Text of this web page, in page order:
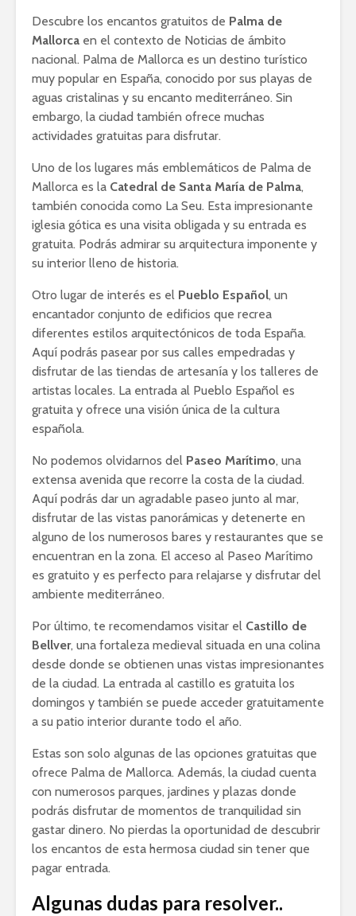
Descubre los encantos gratuitos de Palma de
Mallorca en el contexto de Noticias de ámbito
nacional. Palma de Mallorca es un destino turístico
muy popular en España, conocido por sus playas de
aguas cristalinas y su encanto mediterráneo. Sin
embargo, la ciudad también ofrece muchas
actividades gratuitas para disfrutar.
Uno de los lugares más emblemáticos de Palma de
Mallorca es la Catedral de Santa María de Palma,
también conocida como La Seu. Esta impresionante
iglesia gótica es una visita obligada y su entrada es
gratuita. Podrás admirar su arquitectura imponente y
su interior lleno de historia.
Otro lugar de interés es el Pueblo Español, un
encantador conjunto de edificios que recrea
diferentes estilos arquitectónicos de toda España.
Aquí podrás pasear por sus calles empedradas y
disfrutar de las tiendas de artesanía y los talleres de
artistas locales. La entrada al Pueblo Español es
gratuita y ofrece una visión única de la cultura
española.
No podemos olvidarnos del Paseo Marítimo, una
extensa avenida que recorre la costa de la ciudad.
Aquí podrás dar un agradable paseo junto al mar,
disfrutar de las vistas panorámicas y detenerte en
alguno de los numerosos bares y restaurantes que se
encuentran en la zona. El acceso al Paseo Marítimo
es gratuito y es perfecto para relajarse y disfrutar del
ambiente mediterráneo.
Por último, te recomendamos visitar el Castillo de
Bellver, una fortaleza medieval situada en una colina
desde donde se obtienen unas vistas impresionantes
de la ciudad. La entrada al castillo es gratuita los
domingos y también se puede acceder gratuitamente
a su patio interior durante todo el año.
Estas son solo algunas de las opciones gratuitas que
ofrece Palma de Mallorca. Además, la ciudad cuenta
con numerosos parques, jardines y plazas donde
podrás disfrutar de momentos de tranquilidad sin
gastar dinero. No pierdas la oportunidad de descubrir
los encantos de esta hermosa ciudad sin tener que
pagar entrada.
Algunas dudas para resolver..